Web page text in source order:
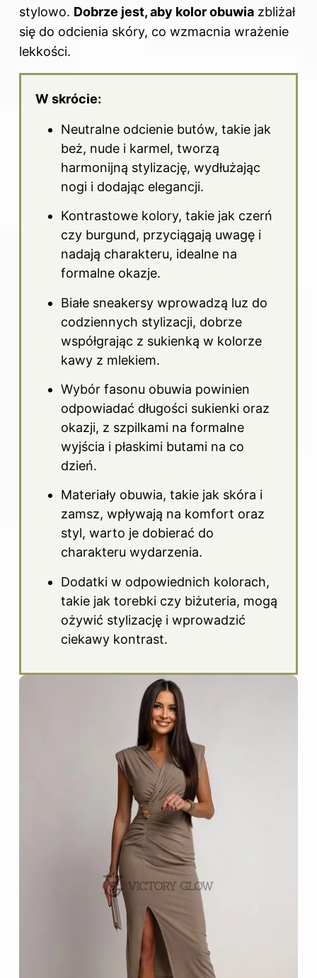
stylowo. Dobrze jest, aby kolor obuwia zbliżał
się do odcienia skóry, co wzmacnia wrażenie
lekkości.
W skrócie:
Neutralne odcienie butów, takie jak
beż, nude i karmel, tworzą
harmonijną stylizację, wydłużając
nogi i dodając elegancji.
Kontrastowe kolory, takie jak czerń
czy burgund, przyciągają uwagę i
nadają charakteru, idealne na
formalne okazje.
Białe sneakersy wprowadzą luz do
codziennych stylizacji, dobrze
współgrając z sukienką w kolorze
kawy z mlekiem.
Wybór fasonu obuwia powinien
odpowiadać długości sukienki oraz
okazji, z szpilkami na formalne
wyjścia i płaskimi butami na co
dzień.
Materiały obuwia, takie jak skóra i
zamsz, wpływają na komfort oraz
styl, warto je dobierać do
charakteru wydarzenia.
Dodatki w odpowiednich kolorach,
takie jak torebki czy biżuteria, mogą
ożywić stylizację i wprowadzić
ciekawy kontrast.